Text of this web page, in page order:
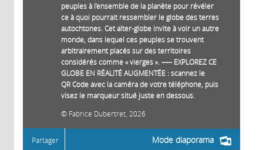
peuples à l’ensemble de la planète pour révéler
ce à quoi pourrait ressembler le globe des terres
autochtones. Cet alter-globe invite à voir un autre
monde, dans lequel ces peuples se trouvent
arbitrairement placés sur des territoires
considérés comme « vierges ». ––– EXPLOREZ CE
GLOBE EN RÉALITÉ AUGMENTÉE : scannez le
QR Code avec la caméra de votre téléphone, puis
visez le marqueur situé juste en dessous.
Fabrice Dubertret, 2026
Mode diaporama
Partager